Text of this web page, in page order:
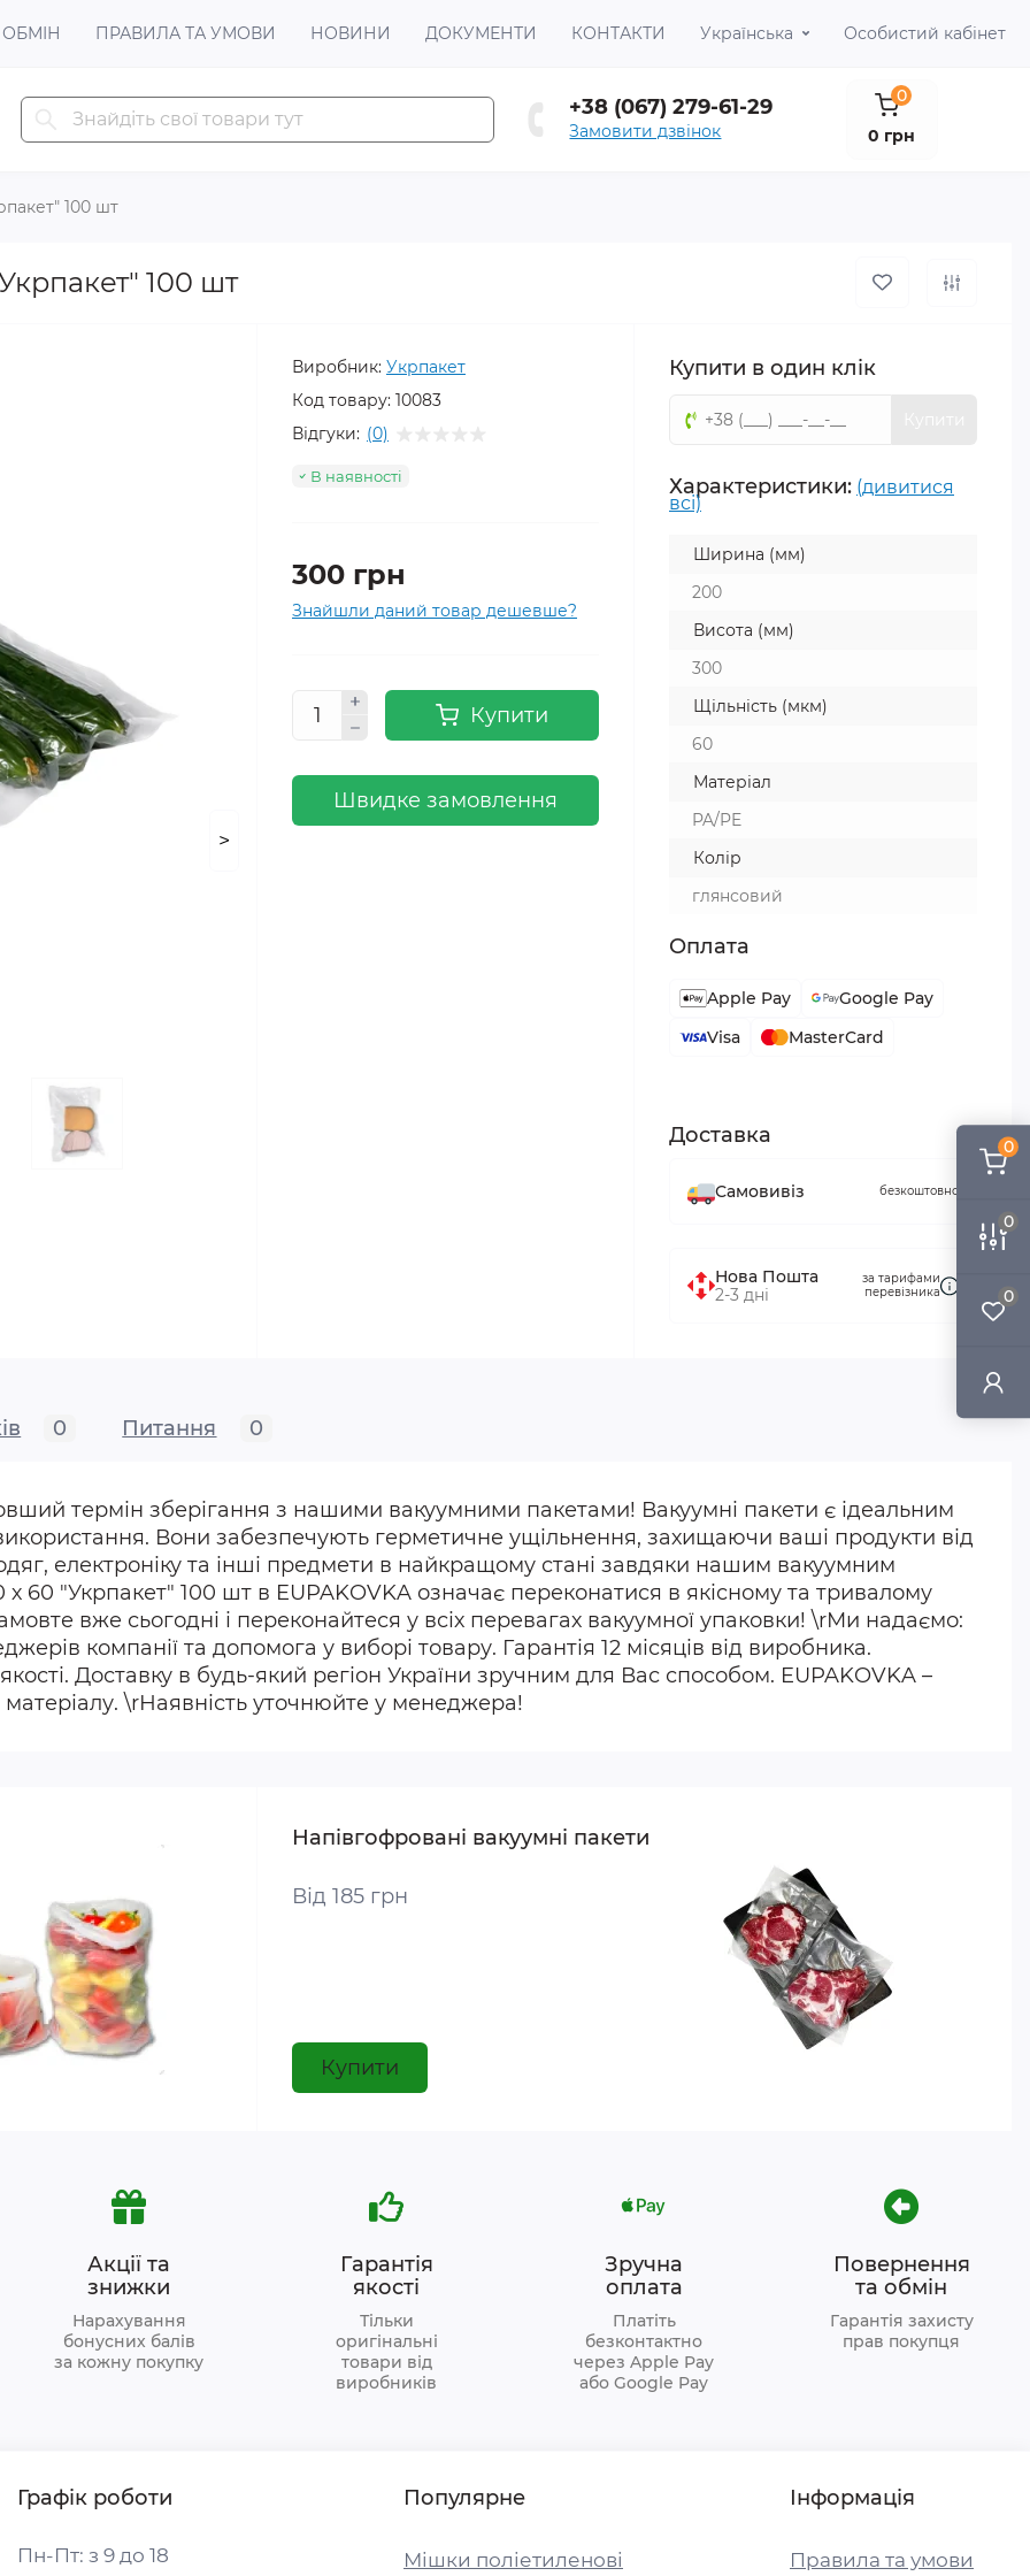
0
0
0
ПРАВИЛА ТА УМОВИ НОВИНИ ДОКУМЕНТИ КОНТАКТИ Українська Особистий кабінет
+38 (067) 279-61-29
Замовити дзвінок
0
0 грн
100 шт
100 шт
>
Виробник: Укрпакет
Код товару: 10083
Відгуки: (0)
В наявності
300 грн
Знайшли даний товар дешевше?
Купити
Швидке замовлення
Купити в один клік
Характеристики: (дивитися
всі)
Ширина (мм)
200
Висота (мм)
300
Щільність (мкм)
60
Матеріал
PA/PE
Колір
глянсовий
Оплата
Apple Pay
Google Pay
Visa
MasterCard
Доставка
Самовивіз безкоштовно
Нова Пошта
2-3 дні
за тарифами
перевізника
0 Питання 0
термін зберігання з нашими вакуумними пакетами! Вакуумні пакети є ідеальним
Вони забезпечують герметичне ущільнення, захищаючи ваші продукти від
одяг, електроніку та інші предмети в найкращому стані завдяки нашим вакуумним
60 "Укрпакет" 100 шт в EUPAKOVKA означає переконатися в якісному та тривалому
вже сьогодні і переконайтеся у всіх перевагах вакуумної упаковки! \rМи надаємо:
компанії та допомога у виборі товару. Гарантія 12 місяців від виробника.
Доставку в будь-який регіон України зручним для Вас способом. EUPAKOVKA –
\rНаявність уточнюйте у менеджера!
Напівгофровані вакуумні пакети
Від 185 грн
Купити
Акції та
знижки
Нарахування
бонусних балів
за кожну покупку
Гарантія
якості
Тільки
оригінальні
товари від
виробників
Зручна
оплата
Платіть
безконтактно
через Apple Pay
або Google Pay
Повернення
та обмін
Гарантія захисту
прав покупця
Графік роботи
Пн-Пт: з 9 до 18
Популярне
Мішки поліетиленові
Інформація
Правила та умови